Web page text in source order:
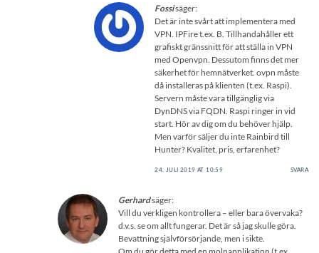
Fossisäger:
Det är inte svårt att implementera med
VPN. IPFire t.ex. B. Tillhandahåller ett
grafiskt gränssnitt för att ställa in VPN
med Openvpn. Dessutom finns det mer
säkerhet för hemnätverket. ovpn måste
då installeras på klienten (t.ex. Raspi).
Servern måste vara tillgänglig via
DynDNS via FQDN. Raspi ringer in vid
start. Hör av dig om du behöver hjälp.
Men varför säljer du inte Rainbird till
Hunter? Kvalitet, pris, erfarenhet?
24. JULI 2019 AT 10:59 SVARA
Gerhardsäger:
Vill du verkligen kontrollera – eller bara övervaka?
d.v.s. se om allt fungerar. Det är så jag skulle göra.
Bevattning självförsörjande, men i sikte.